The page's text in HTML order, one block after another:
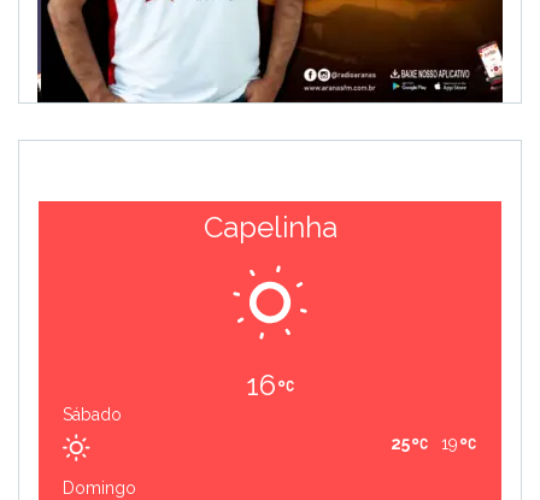
Capelinha
16
Sábado
19
25
Domingo